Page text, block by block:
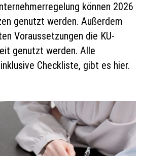
können 2026
genutzt werden. Außerdem
Voraussetzungen die KU-
genutzt werden. Alle
Checkliste, gibt es hier.